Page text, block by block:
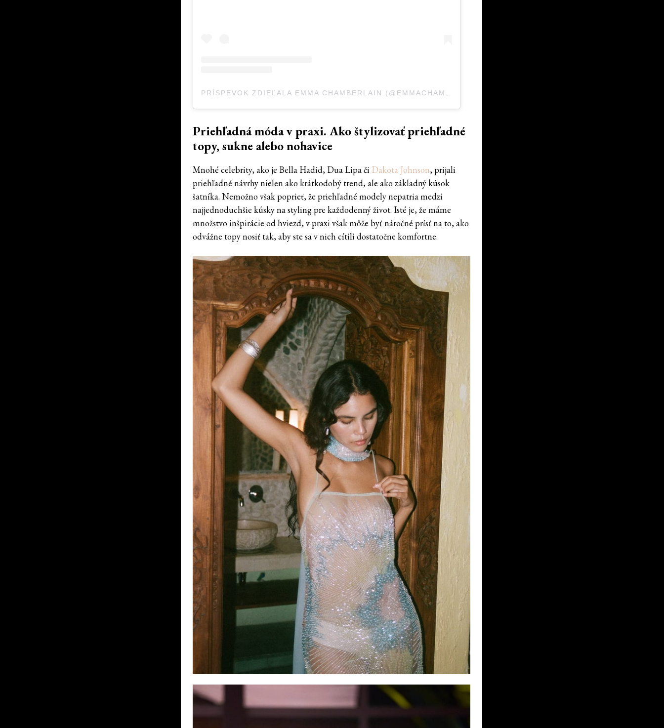
PRÍSPEVOK ZDIEĽALA EMMA CHAMBERLAIN (@EMMACHAMBERLAIN)
Priehľadná móda v praxi. Ako štylizovať priehľadné
topy, sukne alebo nohavice
Mnohé celebrity, ako je Bella Hadid, Dua Lipa či Dakota Johnson, prijali
priehľadné návrhy nielen ako krátkodobý trend, ale ako základný kúsok
šatníka. Nemožno však poprieť, že priehľadné modely nepatria medzi
najjednoduchšie kúsky na styling pre každodenný život. Isté je, že máme
množstvo inšpirácie od hviezd, v praxi však môže byť náročné prísť na to, ako
odvážne topy nosiť tak, aby ste sa v nich cítili dostatočne komfortne.